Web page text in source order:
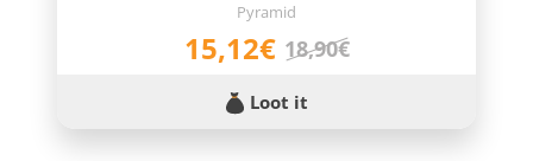
Pyramid
15,12€ 18,90€
Loot it